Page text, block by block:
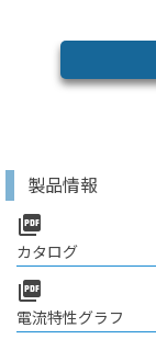
製品情報
picture_as_pdf
カタログ
picture_as_pdf
電流特性グラフ